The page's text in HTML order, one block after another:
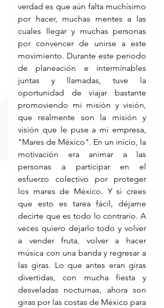
verdad es que aún falta muchísimo
por hacer, muchas mentes a las
cuales llegar y muchas personas
por convencer de unirse a este
movimiento. Durante este periodo
de planeación e interminables
juntas y llamadas, tuve la
oportunidad de viajar bastante
promoviendo mi misión y visión,
que realmente son la misión y
visión que le puse a mi empresa,
"Mares de México". En un inicio, la
motivación era animar a las
personas a participar en el
esfuerzo colectivo por proteger
los mares de México. Y si crees
que esto es tarea fácil, déjame
decirte que es todo lo contrario. A
veces quiero dejarlo todo y volver
a vender fruta, volver a hacer
música con una banda y regresar a
las giras. Lo que antes eran giras
divertidas, con mucha fiesta y
desveladas nocturnas, ahora son
giras por las costas de México para